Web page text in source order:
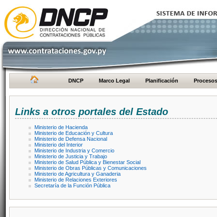
DNCP Marco Legal Planificación Procesos
Links a otros portales del Estado
Ministerio de Hacienda
Ministerio de Educación y Cultura
Ministerio de Defensa Nacional
Ministerio del Interior
Ministerio de Industria y Comercio
Ministerio de Justicia y Trabajo
Ministerio de Salud Pública y Bienestar Social
Ministerio de Obras Públicas y Comunicaciones
Ministerio de Agricultura y Ganaderia
Ministerio de Relaciones Exteriores
Secretaría de la Función Pública